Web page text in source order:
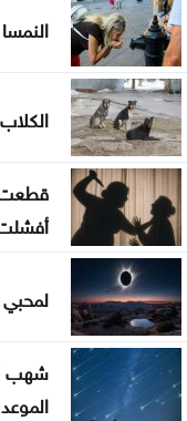
السعايدة يبحث مع
قطعت
أفشلت
شهب
الموعد